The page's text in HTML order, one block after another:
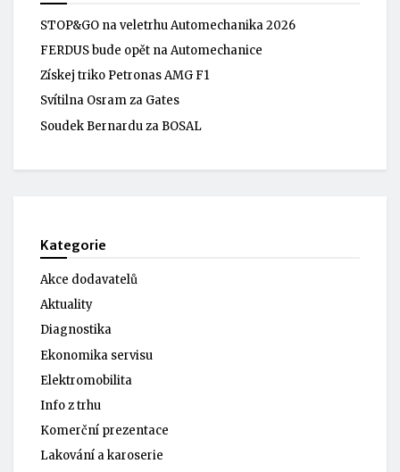
STOP&GO na veletrhu Automechanika 2026
FERDUS bude opět na Automechanice
Získej triko Petronas AMG F1
Svítilna Osram za Gates
Soudek Bernardu za BOSAL
Kategorie
Akce dodavatelů
Aktuality
Diagnostika
Ekonomika servisu
Elektromobilita
Info z trhu
Komerční prezentace
Lakování a karoserie